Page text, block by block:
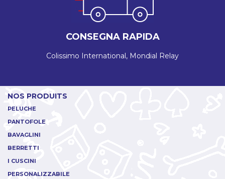
CONSEGNA RAPIDA
Colissimo International, Mondial Relay
NOS PRODUITS
PELUCHE
PANTOFOLE
BAVAGLINI
BERRETTI
I CUSCINI
PERSONALIZZABILE